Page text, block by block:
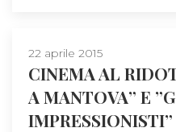
22 aprile 2015
CINEMA AL
A MANTOVA” E
IMPRESSIONISTI”